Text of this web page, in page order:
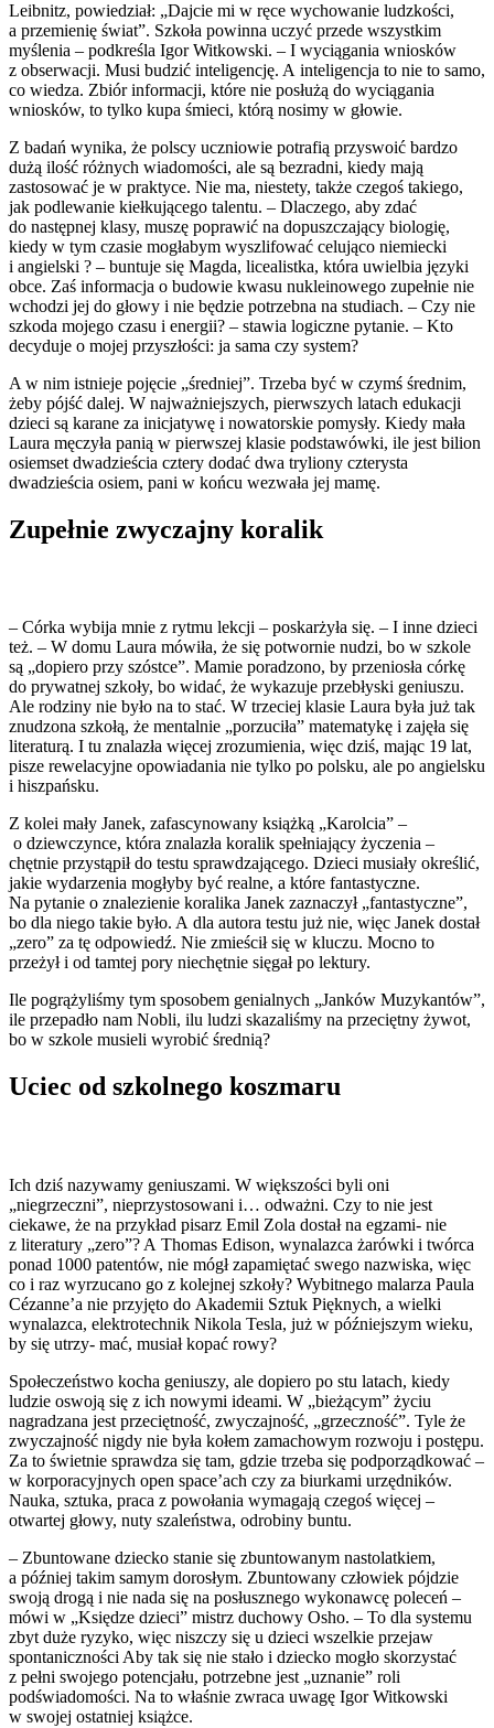
Leibnitz, powiedział: „Dajcie mi w ręce wychowanie ludzkości,
a przemienię świat”. Szkoła powinna uczyć przede wszystkim
myślenia – podkreśla Igor Witkowski. – I wyciągania wniosków
z obserwacji. Musi budzić inteligencję. A inteligencja to nie to samo,
co wiedza. Zbiór informacji, które nie posłużą do wyciągania
wniosków, to tylko kupa śmieci, którą nosimy w głowie.
Z badań wynika, że polscy uczniowie potrafią przyswoić bardzo
dużą ilość różnych wiadomości, ale są bezradni, kiedy mają
zastosować je w praktyce. Nie ma, niestety, także czegoś takiego,
jak podlewanie kiełkującego talentu. – Dlaczego, aby zdać
do następnej klasy, muszę poprawić na dopuszczający biologię,
kiedy w tym czasie mogłabym wyszlifować celująco niemiecki
i angielski ? – buntuje się Magda, licealistka, która uwielbia języki
obce. Zaś informacja o budowie kwasu nukleinowego zupełnie nie
wchodzi jej do głowy i nie będzie potrzebna na studiach. – Czy nie
szkoda mojego czasu i energii? – stawia logiczne pytanie. – Kto
decyduje o mojej przyszłości: ja sama czy system?
A w nim istnieje pojęcie „średniej”. Trzeba być w czymś średnim,
żeby pójść dalej. W najważniejszych, pierwszych latach edukacji
dzieci są karane za inicjatywę i nowatorskie pomysły. Kiedy mała
Laura męczyła panią w pierwszej klasie podstawówki, ile jest bilion
osiemset dwadzieścia cztery dodać dwa tryliony czterysta
dwadzieścia osiem, pani w końcu wezwała jej mamę.
Zupełnie zwyczajny koralik
– Córka wybija mnie z rytmu lekcji – poskarżyła się. – I inne dzieci
też. – W domu Laura mówiła, że się potwornie nudzi, bo w szkole
są „dopiero przy szóstce”. Mamie poradzono, by przeniosła córkę
do prywatnej szkoły, bo widać, że wykazuje przebłyski geniuszu.
Ale rodziny nie było na to stać. W trzeciej klasie Laura była już tak
znudzona szkołą, że mentalnie „porzuciła” matematykę i zajęła się
literaturą. I tu znalazła więcej zrozumienia, więc dziś, mając 19 lat,
pisze rewelacyjne opowiadania nie tylko po polsku, ale po angielsku
i hiszpańsku.
Z kolei mały Janek, zafascynowany książką „Karolcia” –
o dziewczynce, która znalazła koralik spełniający życzenia –
chętnie przystąpił do testu sprawdzającego. Dzieci musiały określić,
jakie wydarzenia mogłyby być realne, a które fantastyczne.
Na pytanie o znalezienie koralika Janek zaznaczył „fantastyczne”,
bo dla niego takie było. A dla autora testu już nie, więc Janek dostał
„zero” za tę odpowiedź. Nie zmieścił się w kluczu. Mocno to
przeżył i od tamtej pory niechętnie sięgał po lektury.
Ile pogrążyliśmy tym sposobem genialnych „Janków Muzykantów”,
ile przepadło nam Nobli, ilu ludzi skazaliśmy na przeciętny żywot,
bo w szkole musieli wyrobić średnią?
Uciec od szkolnego koszmaru
Ich dziś nazywamy geniuszami. W większości byli oni
„niegrzeczni”, nieprzystosowani i… odważni. Czy to nie jest
ciekawe, że na przykład pisarz Emil Zola dostał na egzami- nie
z literatury „zero”? A Thomas Edison, wynalazca żarówki i twórca
ponad 1000 patentów, nie mógł zapamiętać swego nazwiska, więc
co i raz wyrzucano go z kolejnej szkoły? Wybitnego malarza Paula
Cézanne’a nie przyjęto do Akademii Sztuk Pięknych, a wielki
wynalazca, elektrotechnik Nikola Tesla, już w późniejszym wieku,
by się utrzy- mać, musiał kopać rowy?
Społeczeństwo kocha geniuszy, ale dopiero po stu latach, kiedy
ludzie oswoją się z ich nowymi ideami. W „bieżącym” życiu
nagradzana jest przeciętność, zwyczajność, „grzeczność”. Tyle że
zwyczajność nigdy nie była kołem zamachowym rozwoju i postępu.
Za to świetnie sprawdza się tam, gdzie trzeba się podporządkować –
w korporacyjnych open space’ach czy za biurkami urzędników.
Nauka, sztuka, praca z powołania wymagają czegoś więcej –
otwartej głowy, nuty szaleństwa, odrobiny buntu.
– Zbuntowane dziecko stanie się zbuntowanym nastolatkiem,
a później takim samym dorosłym. Zbuntowany człowiek pójdzie
swoją drogą i nie nada się na posłusznego wykonawcę poleceń –
mówi w „Księdze dzieci” mistrz duchowy Osho. – To dla systemu
zbyt duże ryzyko, więc niszczy się u dzieci wszelkie przejaw
spontaniczności Aby tak się nie stało i dziecko mogło skorzystać
z pełni swojego potencjału, potrzebne jest „uznanie” roli
podświadomości. Na to właśnie zwraca uwagę Igor Witkowski
w swojej ostatniej książce.